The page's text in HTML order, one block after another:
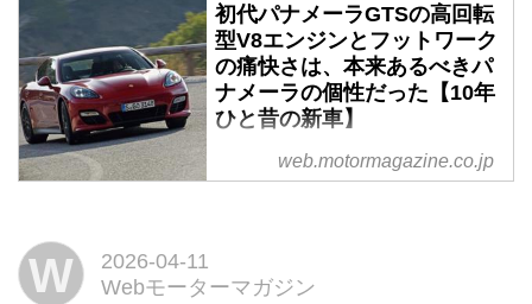
初代パナメーラGTSの高回転
型V8エンジンとフットワーク
の痛快さは、本来あるべきパ
ナメーラの個性だった【10年
ひと昔の新車】
2011年のロサンゼルス(LA)モータ
ーショーで初代ポルシェ パナメ
トを起点に開催された。「GTS」
web.motormagazine.co.jp
W
2026-04-11
Webモーターマガジン